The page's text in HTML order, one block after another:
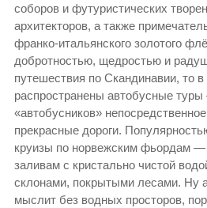
соборов и футуристических
архитекторов, а также
франко-итальянского золотого
добротностью, щедростью и
путешествия по Скандинавии, то
распространены автобусные
«автобусников»
прекрасные дороги.
круизы по норвежским фьордам
заливам с кристально чистой
склонами, покрытыми лесами. Ну
мыслит без водных просторов,